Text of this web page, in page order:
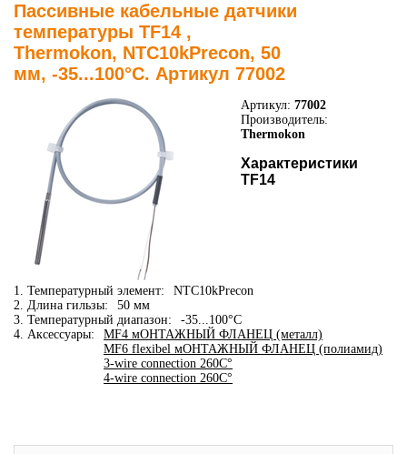
Пассивные кабельные датчики
температуры TF14 ,
Thermokon, NTC10kPrecon, 50
мм, -35...100°C. Артикул 77002
Артикул: 77002
Производитель:
Thermokon
Характеристики
TF14
1. Температурный элемент:
NTC10kPrecon
2. Длина гильзы:
50 мм
3. Температурный диапазон:
-35...100°C
4. Аксессуары:
MF4 мОНТАЖНЫЙ ФЛАНЕЦ (металл)
MF6 flexibel мОНТАЖНЫЙ ФЛАНЕЦ (полиамид)
3-wire connection 260C°
4-wire connection 260C°